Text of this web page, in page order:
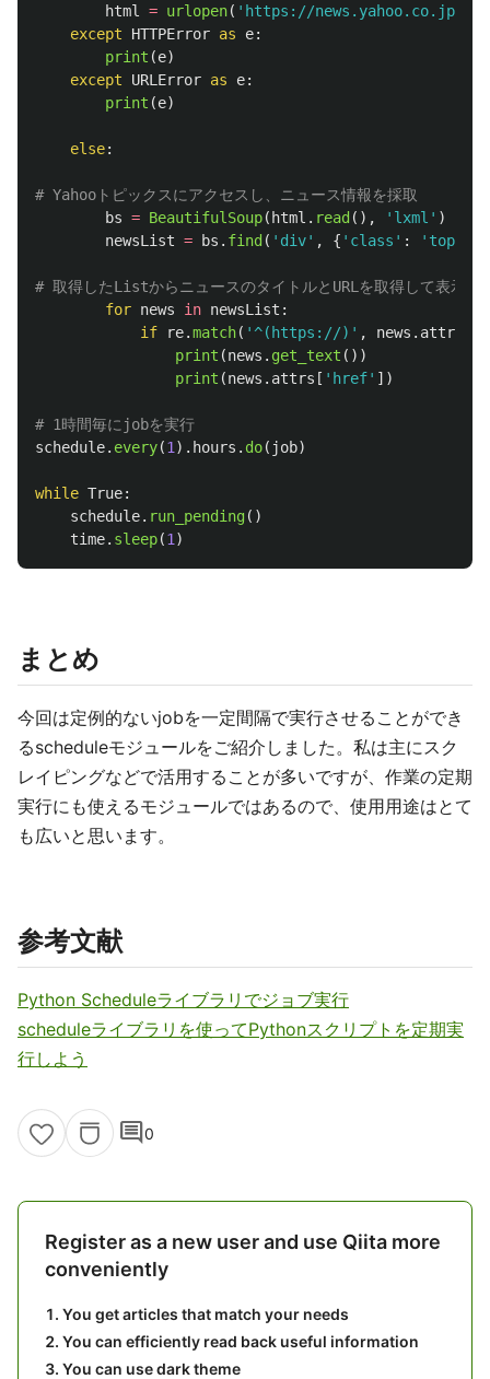
html
= urlopen( ' https://news.yahoo.co.jp/
except
HTTPError as e:
print (e)
except
URLError as e:
print (e)
else:
bs = BeautifulSoup( html . read (), ' lxml ' )
newsList = bs . find ( ' div' , { ' class ' : '
for news in newsList :
if
re.match( '^(https://) ' , news . attrs
print (news . get_text ())
print (news . attrs [ ' href' ])
schedule. every(1 ). hours . do( job)
while True:
schedule. run_pending()
time. sleep(1 )
まとめ
今回は定例的ないjobを一定間隔で実行させることができ
るscheduleモジュールをご紹介しました。私は主にスク
レイピングなどで活用することが多いですが、作業の定期
実行にも使えるモジュールではあるので、使用用途はとて
も広いと思います。
参考文献
Python Scheduleライブラリでジョブ実行
scheduleライブラリを使ってPythonスクリプトを定期実
行しよう
comment0
Register as a new user and use Qiita more
conveniently
You get articles that match your needs
You can efficiently read back useful information
You can use dark theme